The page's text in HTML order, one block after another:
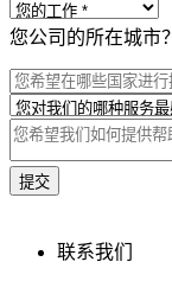
您公司的所在城市？
联系我们